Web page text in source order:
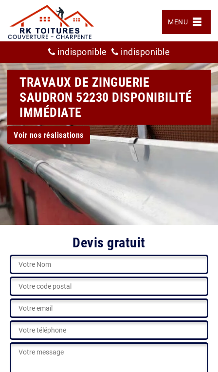
MENU
indisponible indisponible
TRAVAUX DE ZINGUERIE
SAUDRON 52230 DISPONIBILITÉ
IMMÉDIATE
Voir nos réalisations
Devis gratuit